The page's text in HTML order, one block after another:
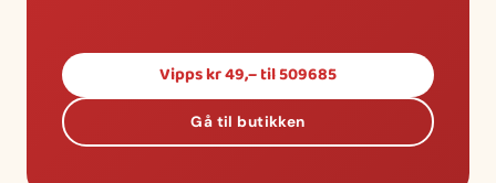
Vipps kr 49,– til 509685
Gå til butikken